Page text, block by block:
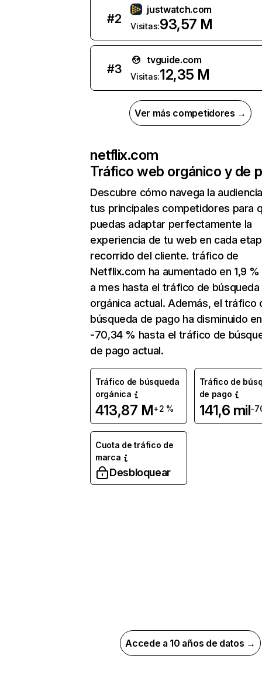
#2
justwatch.com
Visitas:93,57 M
#3
tvguide.com
Visitas:12,35 M
Ver más competidores →
netflix.com
Tráfico web orgánico y de
Descubre cómo navega la
tus principales competidores para
puedas adaptar perfectamente la
experiencia de tu web en cada
recorrido del cliente. tráfico de
Netflix.com ha aumentado en 1,9
a mes hasta el tráfico de búsqueda
orgánica actual. Además, el tráfico
búsqueda de pago ha disminuido en
-70,34 % hasta el tráfico de
de pago actual.
Tráfico de búsqueda
orgánica
413,87 M+2 %
Tráfico de
de pago
141,6 mil-
Cuota de tráfico de
marca
Desbloquear
Accede a 10 años de datos →